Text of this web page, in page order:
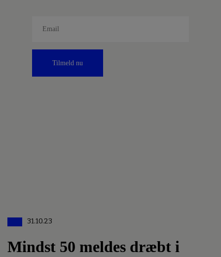
Tilmeld nu
31.10.23
Mindst 50 meldes dræbt i